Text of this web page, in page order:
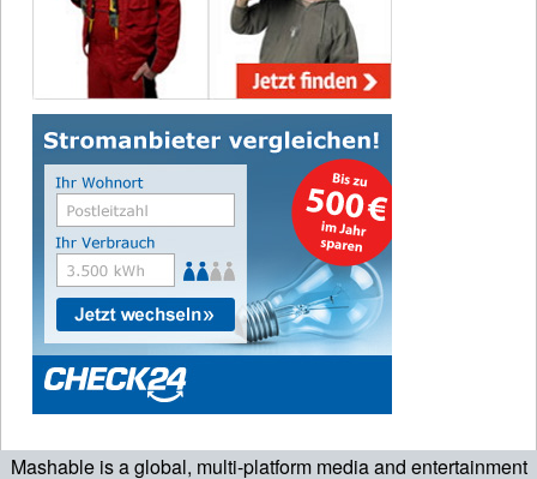
Mashable is a global, multi-platform media and entertainment